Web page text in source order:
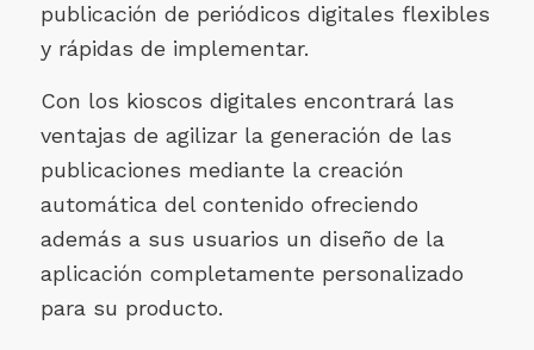
publicación de periódicos digitales flexibles
y rápidas de implementar.
Con los kioscos digitales encontrará las
ventajas de agilizar la generación de las
publicaciones mediante la creación
automática del contenido ofreciendo
además a sus usuarios un diseño de la
aplicación completamente personalizado
para su producto.